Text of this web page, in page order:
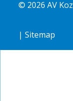
© 2026 AV
|Sitemap